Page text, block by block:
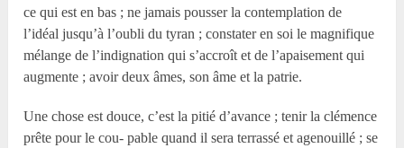
ce qui est en bas ; ne jamais pousser la contemplation de
l’idéal jusqu’à l’oubli du tyran ; constater en soi le magnifique
mélange de l’indignation qui s’accroît et de l’apaisement qui
augmente ; avoir deux âmes, son âme et la patrie.
Une chose est douce, c’est la pitié d’avance ; tenir la clémence
prête pour le cou- pable quand il sera terrassé et agenouillé ; se